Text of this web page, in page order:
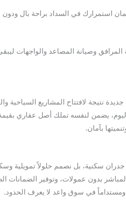
استمرارك في السداد براحة بال ودون
وصيانة المصاعد والواجهات ليبقى
نحو مستويات سعرية جديدة نتيجة لافتتاح المشاريع السياحية
يضمن لنفسه تملك أصل عقاري
بآمان.
سكنية، بل نصمم حلولاً تمويلية
بدون عمولات، وتوفير الضمانات
ومستداماً في سوق واعد لا يعرف الحدود.